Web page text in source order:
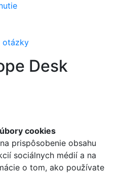
otázky
Desk
cookies
prispôsobenie obsahu
sociálnych médií a na
o tom, ako používate